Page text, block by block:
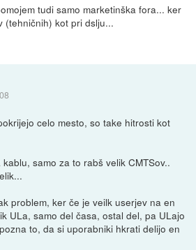
tudi samo marketinška fora... ker
(tehničnih) kot pri dslju...
celo mesto, so take hitrosti kot
samo za to rabš velik CMTSov..
problem, ker če je veilk userjev na en
ULa, samo del časa, ostal del, pa ULajo
to, da si uporabniki hkrati delijo en